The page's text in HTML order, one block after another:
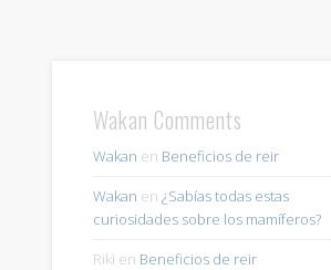
Wakan Comments
Wakan en Beneficios de reir
Wakan en ¿Sabías todas estas
curiosidades sobre los mamíferos?
Riki en Beneficios de reir